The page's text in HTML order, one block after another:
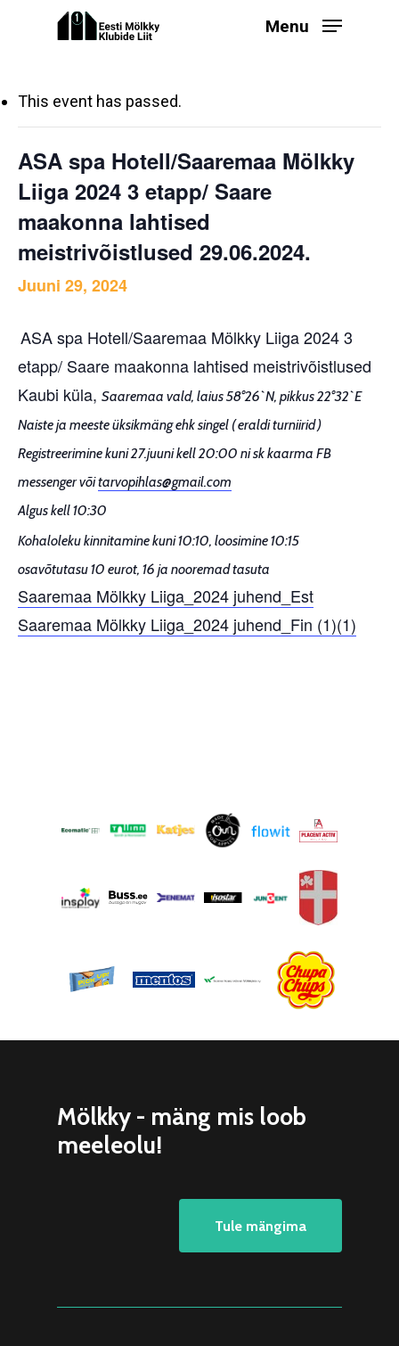
content
Menu
This event has passed.
ASA spa Hotell/Saaremaa Mölkky
Liiga 2024 3 etapp/ Saare
maakonna lahtised
meistrivõistlused 29.06.2024.
Juuni 29, 2024
ASA spa Hotell/Saaremaa Mölkky Liiga 2024 3
etapp/ Saare maakonna lahtised meistrivõistlused
Kaubi küla, Saaremaa vald, laius 58°26`N, pikkus 22°32`E
Naiste ja meeste üksikmäng ehk singel ( eraldi turniirid )
Registreerimine kuni 27.juuni kell 20:00 ni sk kaarma FB
messenger võitarvopihlas@gmail.com
Algus kell 10:30
Kohaloleku kinnitamine kuni 10:10, loosimine 10:15
osavõtutasu 10 eurot, 16 ja nooremad tasuta
Saaremaa Mölkky Liiga_2024 juhend_Est
Saaremaa Mölkky Liiga_2024 juhend_Fin (1)(1)
Mölkky - mäng mis loob
meeleolu!
Tule mängima